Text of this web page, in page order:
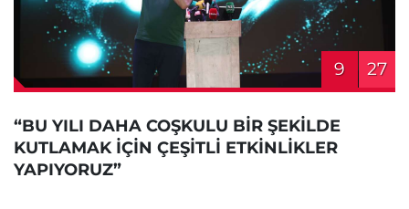
9 27
“BU YILI DAHA COŞKULU BİR ŞEKİLDE
KUTLAMAK İÇİN ÇEŞİTLİ ETKİNLİKLER
YAPIYORUZ”